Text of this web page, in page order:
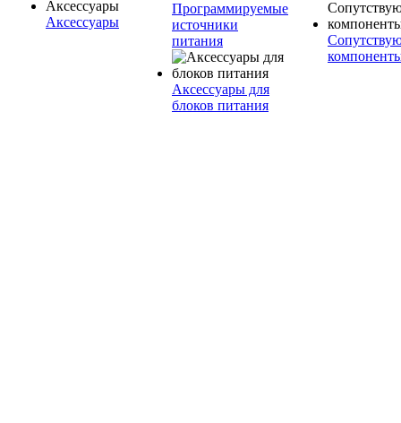
Аксессуары
Программируемые
источники
питания
Аксессуары для
блоков питания